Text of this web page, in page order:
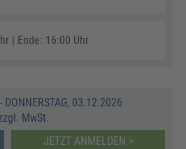
| Ende: 16:00 Uhr
03.12.2026
MwSt.
JETZT ANMELDEN >